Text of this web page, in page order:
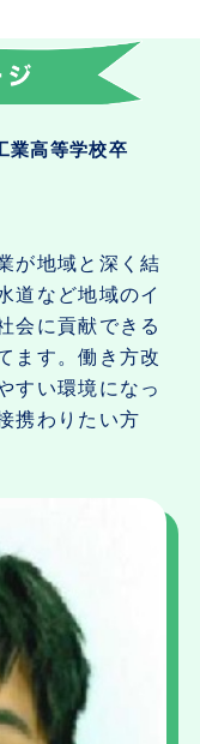
業高等学校卒
が地域と深く結
道など地域のイ
会に貢献できる
ます。働き方改
すい環境になっ
携わりたい方